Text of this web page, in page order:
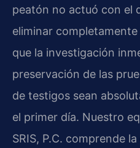
peatón no actuó con el
eliminar
que la investigación
preservación de las
de testigos sean
el primer día. Nuestro
SRIS, P.C. comprende